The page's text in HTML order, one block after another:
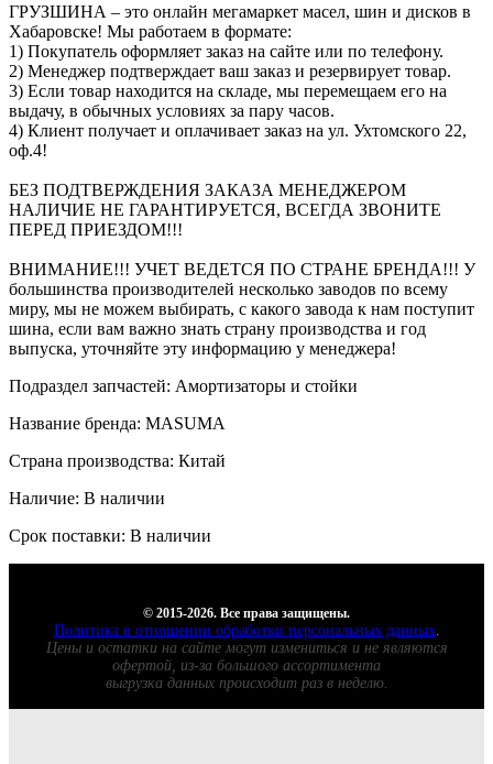
ГРУЗШИНА – это онлайн мегамаркет масел, шин и дисков в
Хабаровске! Мы работаем в формате:
1) Покупатель оформляет заказ на сайте или по телефону.
2) Менеджер подтверждает ваш заказ и резервирует товар.
3) Если товар находится на складе, мы перемещаем его на
выдачу, в обычных условиях за пару часов.
4) Клиент получает и оплачивает заказ на ул. Ухтомского 22,
оф.4!
БЕЗ ПОДТВЕРЖДЕНИЯ ЗАКАЗА МЕНЕДЖЕРОМ
НАЛИЧИЕ НЕ ГАРАНТИРУЕТСЯ, ВСЕГДА ЗВОНИТЕ
ПЕРЕД ПРИЕЗДОМ!!!
ВНИМАНИЕ!!! УЧЕТ ВЕДЕТСЯ ПО СТРАНЕ БРЕНДА!!! У
большинства производителей несколько заводов по всему
миру, мы не можем выбирать, с какого завода к нам поступит
шина, если вам важно знать страну производства и год
выпуска, уточняйте эту информацию у менеджера!
Подраздел запчастей: Амортизаторы и стойки
Название бренда: MASUMA
Страна производства: Китай
Наличие: В наличии
Срок поставки: В наличии
© 2015-2026. Все права защищены.
Политика в отношении обработки персональных данных.
Цены и остатки на сайте могут измениться и не являются
офертой, из-за большого ассортимента
выгрузка данных происходит раз в неделю.